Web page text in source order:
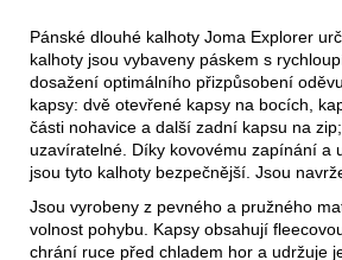
Pánské dlouhé kalhoty Joma Explorer
kalhoty jsou vybaveny páskem s
dosažení optimálního přizpůsobení
kapsy: dvě otevřené kapsy na bocích,
části nohavice a další zadní kapsu na
uzavíratelné. Díky kovovému zapínání a
jsou tyto kalhoty bezpečnější. Jsou
Jsou vyrobeny z pevného a pružného
volnost pohybu. Kapsy obsahují
chrání ruce před chladem hor a udržuje
BLUE
1
603
Kč
Původně:
2
290
Kč